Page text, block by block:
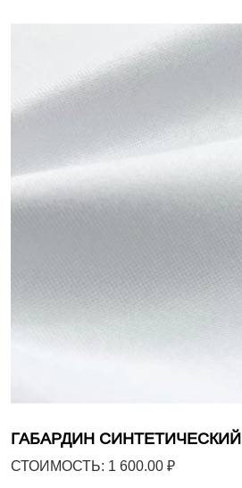
ГАБАРДИН СИНТЕТИЧЕСКИЙ
СТОИМОСТЬ: 1 600.00 ₽